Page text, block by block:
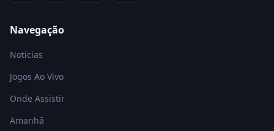
Navegação
Notícias
Jogos Ao Vivo
Onde Assistir
Amanhã